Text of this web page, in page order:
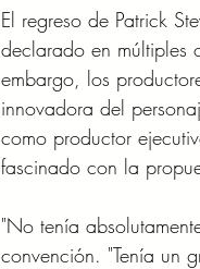
El regreso de Patrick
declarado en múltiples
embargo, los
innovadora del
como productor
fascinado con la
"No tenía
convención. "Tenía un